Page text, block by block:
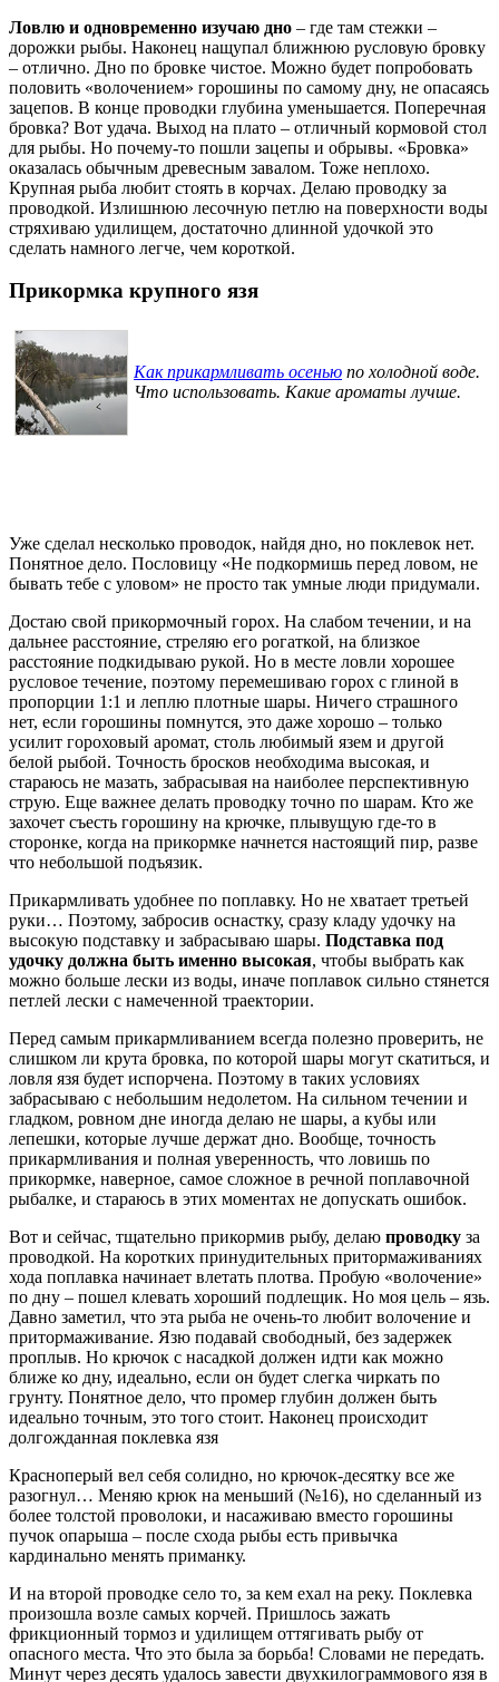
Ловлю и одновременно изучаю дно – где там стежки –
дорожки рыбы. Наконец нащупал ближнюю русловую бровку
– отлично. Дно по бровке чистое. Можно будет попробовать
половить «волочением» горошины по самому дну, не опасаясь
зацепов. В конце проводки глубина уменьшается. Поперечная
бровка? Вот удача. Выход на плато – отличный кормовой стол
для рыбы. Но почему-то пошли зацепы и обрывы. «Бровка»
оказалась обычным древесным завалом. Тоже неплохо.
Крупная рыба любит стоять в корчах. Делаю проводку за
проводкой. Излишнюю лесочную петлю на поверхности воды
стряхиваю удилищем, достаточно длинной удочкой это
сделать намного легче, чем короткой.
Прикормка крупного язя
Как прикармливать осенью по холодной воде.
Что использовать. Какие ароматы лучше.
Уже сделал несколько проводок, найдя дно, но поклевок нет.
Понятное дело. Пословицу «Не подкормишь перед ловом, не
бывать тебе с уловом» не просто так умные люди придумали.
Достаю свой прикормочный горох. На слабом течении, и на
дальнее расстояние, стреляю его рогаткой, на близкое
расстояние подкидываю рукой. Но в месте ловли хорошее
русловое течение, поэтому перемешиваю горох с глиной в
пропорции 1:1 и леплю плотные шары. Ничего страшного
нет, если горошины помнутся, это даже хорошо – только
усилит гороховый аромат, столь любимый язем и другой
белой рыбой. Точность бросков необходима высокая, и
стараюсь не мазать, забрасывая на наиболее перспективную
струю. Еще важнее делать проводку точно по шарам. Кто же
захочет съесть горошину на крючке, плывущую где-то в
сторонке, когда на прикормке начнется настоящий пир, разве
что небольшой подъязик.
Прикармливать удобнее по поплавку. Но не хватает третьей
руки… Поэтому, забросив оснастку, сразу кладу удочку на
высокую подставку и забрасываю шары. Подставка под
удочку должна быть именно высокая, чтобы выбрать как
можно больше лески из воды, иначе поплавок сильно стянется
петлей лески с намеченной траектории.
Перед самым прикармливанием всегда полезно проверить, не
слишком ли крута бровка, по которой шары могут скатиться, и
ловля язя будет испорчена. Поэтому в таких условиях
забрасываю с небольшим недолетом. На сильном течении и
гладком, ровном дне иногда делаю не шары, а кубы или
лепешки, которые лучше держат дно. Вообще, точность
прикармливания и полная уверенность, что ловишь по
прикормке, наверное, самое сложное в речной поплавочной
рыбалке, и стараюсь в этих моментах не допускать ошибок.
Вот и сейчас, тщательно прикормив рыбу, делаю проводку за
проводкой. На коротких принудительных притормаживаниях
хода поплавка начинает влетать плотва. Пробую «волочение»
по дну – пошел клевать хороший подлещик. Но моя цель – язь.
Давно заметил, что эта рыба не очень-то любит волочение и
притормаживание. Язю подавай свободный, без задержек
проплыв. Но крючок с насадкой должен идти как можно
ближе ко дну, идеально, если он будет слегка чиркать по
грунту. Понятное дело, что промер глубин должен быть
идеально точным, это того стоит. Наконец происходит
долгожданная поклевка язя
Красноперый вел себя солидно, но крючок-десятку все же
разогнул… Меняю крюк на меньший (№16), но сделанный из
более толстой проволоки, и насаживаю вместо горошины
пучок опарыша – после схода рыбы есть привычка
кардинально менять приманку.
И на второй проводке село то, за кем ехал на реку. Поклевка
произошла возле самых корчей. Пришлось зажать
фрикционный тормоз и удилищем оттягивать рыбу от
опасного места. Что это была за борьба! Словами не передать.
Минут через десять удалось завести двухкилограммового язя в